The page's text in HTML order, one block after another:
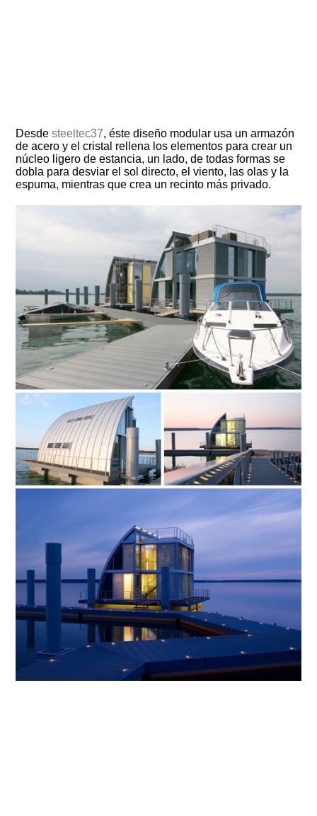
Desdesteeltec37, éste diseño modular usa un armazón
de acero y el cristal rellena los elementos para crear un
núcleo ligero de estancia, un lado, de todas formas se
dobla para desviar el sol directo, el viento, las olas y la
espuma, mientras que crea un recinto más privado.